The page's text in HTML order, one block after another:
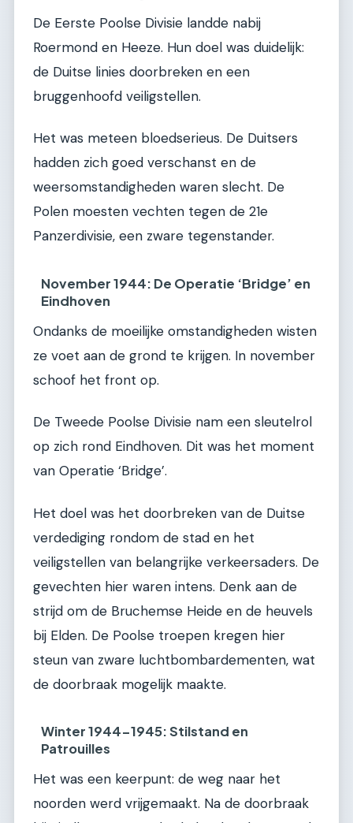
De Eerste Poolse Divisie landde nabij
Roermond en Heeze. Hun doel was duidelijk:
de Duitse linies doorbreken en een
bruggenhoofd veiligstellen.
Het was meteen bloedserieus. De Duitsers
hadden zich goed verschanst en de
weersomstandigheden waren slecht. De
Polen moesten vechten tegen de 21e
Panzerdivisie, een zware tegenstander.
November 1944: De Operatie ‘Bridge’ en
Eindhoven
Ondanks de moeilijke omstandigheden wisten
ze voet aan de grond te krijgen. In november
schoof het front op.
De Tweede Poolse Divisie nam een sleutelrol
op zich rond Eindhoven. Dit was het moment
van Operatie ‘Bridge’.
Het doel was het doorbreken van de Duitse
verdediging rondom de stad en het
veiligstellen van belangrijke verkeersaders. De
gevechten hier waren intens. Denk aan de
strijd om de Bruchemse Heide en de heuvels
bij Elden. De Poolse troepen kregen hier
steun van zware luchtbombardementen, wat
de doorbraak mogelijk maakte.
Winter 1944-1945: Stilstand en
Patrouilles
Het was een keerpunt: de weg naar het
noorden werd vrijgemaakt. Na de doorbraak